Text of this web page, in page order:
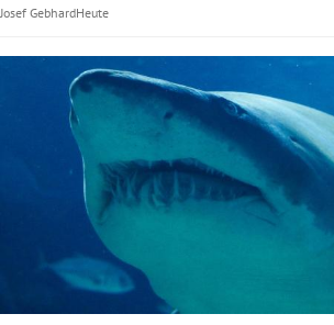
Josef GebhardHeute